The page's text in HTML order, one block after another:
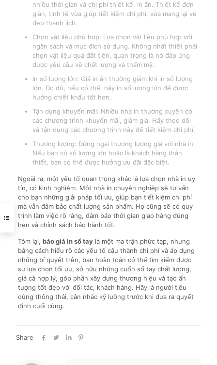
nhiều thời gian và chi phí thiết kế, in ấn. Thiết kế đơn
giản, tinh tế vừa giúp tiết kiệm chi phí, vừa mang lại vẻ
đẹp thanh lịch.
Chọn vật liệu phù hợp: Lựa chọn vật liệu phù hợp với
ngân sách và mục đích sử dụng. Không nhất thiết phải
chọn vật liệu quá đắt tiền, quan trọng là nó đáp ứng
được yêu cầu về chất lượng và thẩm mỹ.
In số lượng lớn: Giá in ấn thường giảm khi in số lượng
lớn. Do đó, nếu có thể, hãy in số lượng lớn để được
hưởng chiết khấu tốt hơn.
Tận dụng khuyến mãi: Nhiều nhà in thường xuyên có
các chương trình khuyến mãi, giảm giá. Hãy theo dõi
và tận dụng các chương trình này để tiết kiệm chi phí.
Thương lượng: Đừng ngại thương lượng giá với nhà in.
Nếu bạn có số lượng lớn hoặc là khách hàng thân
thiết, bạn có thể được hưởng ưu đãi đặc biệt.
Ngoài ra, một yếu tố quan trọng khác là lựa chọn nhà in uy
tín, có kinh nghiệm. Một nhà in chuyên nghiệp sẽ tư vấn
cho bạn những giải pháp tối ưu, giúp bạn tiết kiệm chi phí
mà vẫn đảm bảo chất lượng sản phẩm. Họ cũng sẽ có quy
trình làm việc rõ ràng, đảm bảo thời gian giao hàng đúng
hẹn và chính sách bảo hành tốt.
Tóm lại, báo giá in sổ taylà một ma trận phức tạp, nhưng
bằng cách hiểu rõ các yếu tố cấu thành chi phí và áp dụng
những bí quyết trên, bạn hoàn toàn có thể tìm kiếm được
sự lựa chọn tối ưu, sở hữu những cuốn sổ tay chất lượng,
giá cả hợp lý, góp phần xây dựng thương hiệu và tạo ấn
tượng tốt đẹp với đối tác, khách hàng. Hãy là người tiêu
dùng thông thái, cân nhắc kỹ lưỡng trước khi đưa ra quyết
định cuối cùng.
Share